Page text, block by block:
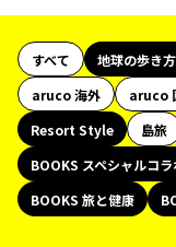
すべて 地球の歩き
aruco 海外
aruco
Resort Style
島旅
BOOKS スペシャルコラ
BOOKS 旅と健康